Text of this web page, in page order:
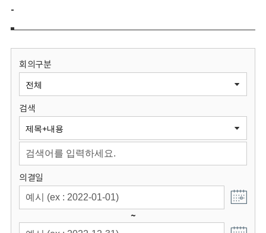
보
원
회
-
회의구분
검색
의결일
~